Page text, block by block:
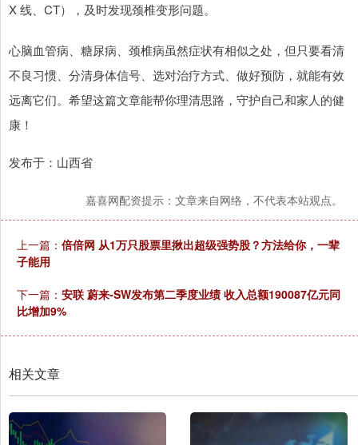
X 线、CT），及时发现颈椎变形问题。
心脑血管病、糖尿病、颈椎病虽然症状有相似之处，但只要看清
不良习惯、分清身体信号、选对治疗方式、做好预防，就能有效
远离它们。希望这篇文章能帮你理清思路，守护自己和家人的健
康！
发布于：山西省
嘉喜网配资提示：文章来自网络，不代表本站观点。
上一篇： 倍倍网 从1万只股票里揪出超级强势股？方法给你，一辈
子能用
下一篇： 安联 蔚来-SW发布第二季度业绩 收入总额190087亿元同
比增加9%
相关文章